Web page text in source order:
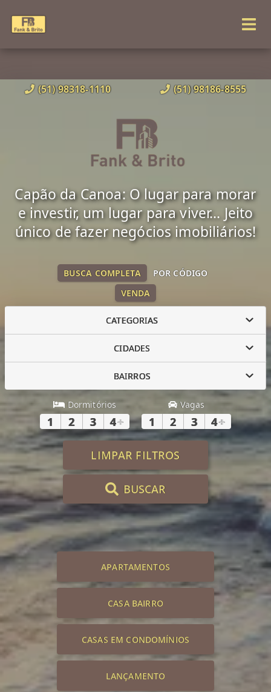
(51) 98318-1110 (51) 98186-8555
Capão da Canoa: O lugar para morar
e investir, um lugar para viver... Jeito
único de fazer negócios imobiliários!
VENDA
BUSCA COMPLETA POR CÓDIGO
CATEGORIAS
CIDADES
BAIRROS
Dormitórios
1 2 3 4+
Vagas
1 2 3 4+
LIMPAR FILTROS
BUSCAR
APARTAMENTOS
CASA BAIRRO
CASAS EM CONDOMÍNIOS
LANÇAMENTO